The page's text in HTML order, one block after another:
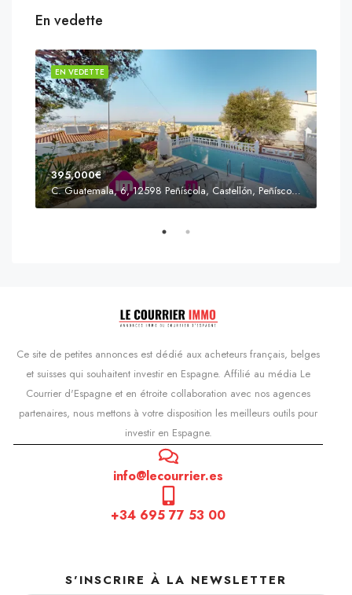
En vedette
EN VEDETTE
395,000€
C. Guatemala, 6, 12598 Peñíscola, Castellón, Peñíscola, Communauté valencienne
Ce site de petites annonces est dédié aux acheteurs français, belges
et suisses qui souhaitent investir en Espagne. Affilié au média Le
Courrier d'Espagne et en étroite collaboration avec nos agences
partenaires, nous mettons à votre disposition les meilleurs outils pour
investir en Espagne.
info@lecourrier.es
+34 695 77 53 00
S'INSCRIRE À LA NEWSLETTER